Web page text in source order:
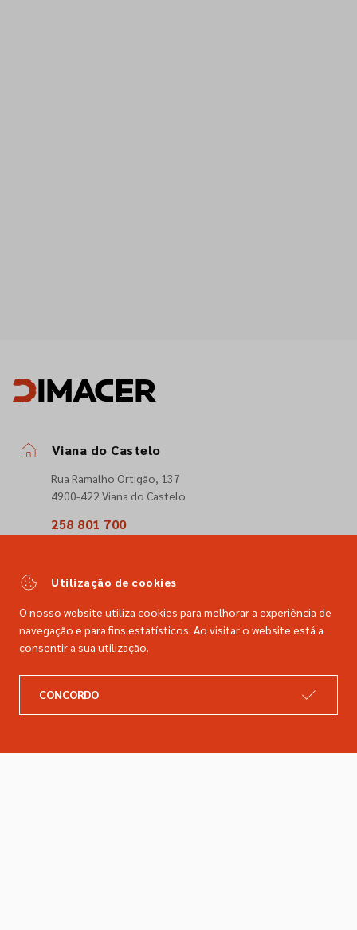
Viana do Castelo
Rua Ramalho Ortigão, 137
4900-422 Viana do Castelo
258 801 700
comercial@dimacer.com
Catálogo
Utilização de cookies
O nosso website utiliza cookies para melhorar a experiência de
navegação e para fins estatísticos. Ao visitar o website está a
consentir a sua utilização.
CONCORDO